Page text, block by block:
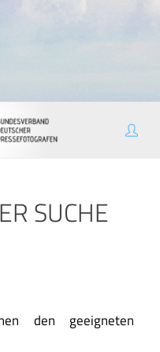
SUCHE
den geeigneten